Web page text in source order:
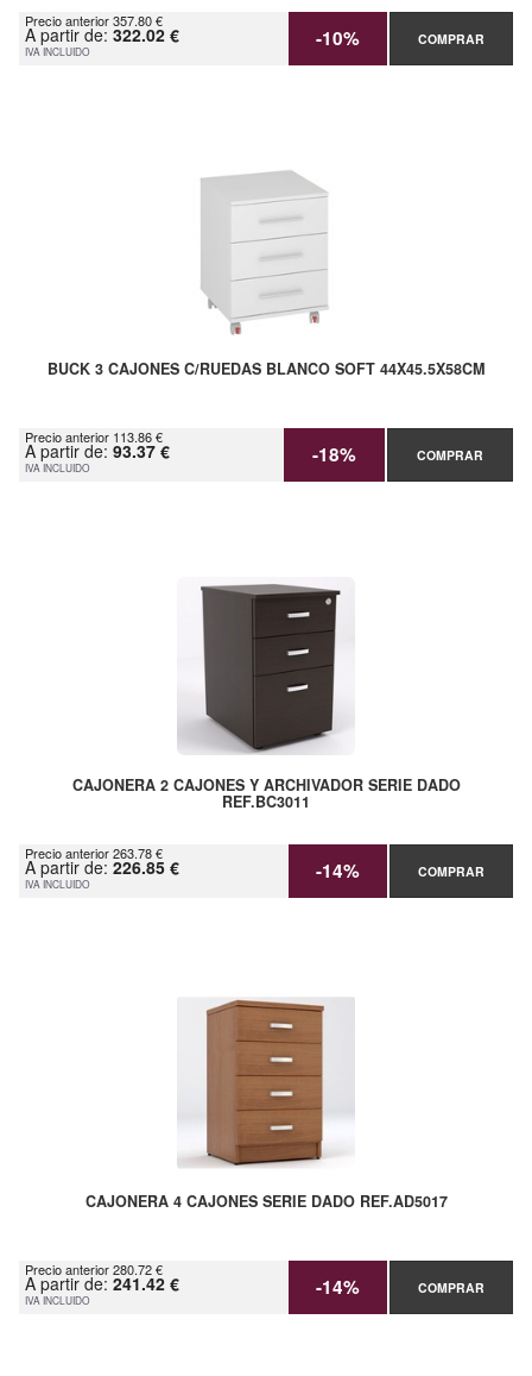
Precio anterior 357.80 €
A partir de: 322.02 €
IVA INCLUIDO -10% COMPRAR
BUCK 3 CAJONES C/RUEDAS BLANCO SOFT 44X45.5X58CM
Precio anterior 113.86 €
A partir de: 93.37 €
IVA INCLUIDO -18% COMPRAR
CAJONERA 2 CAJONES Y ARCHIVADOR SERIE DADO
REF.BC3011
Precio anterior 263.78 €
A partir de: 226.85 €
IVA INCLUIDO -14% COMPRAR
CAJONERA 4 CAJONES SERIE DADO REF.AD5017
Precio anterior 280.72 €
A partir de: 241.42 €
IVA INCLUIDO -14% COMPRAR